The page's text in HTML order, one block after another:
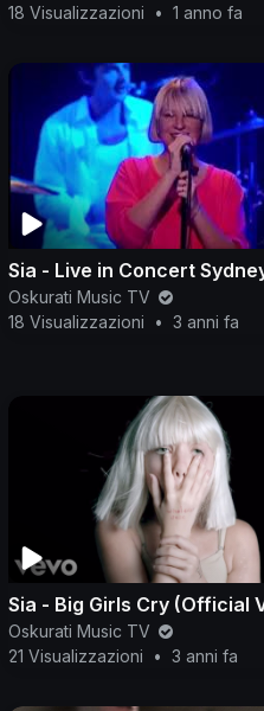
18 Visualizzazioni
• 1 anno fa
Sia - Live in Concert
Oskurati Music TV
18 Visualizzazioni
• 3 anni fa
Sia - Big Girls Cry (Official
Oskurati Music TV
21 Visualizzazioni
• 3 anni fa